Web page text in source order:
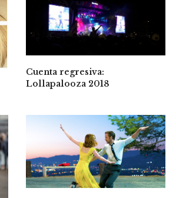
Cuenta regresiva:
Lollapalooza 2018